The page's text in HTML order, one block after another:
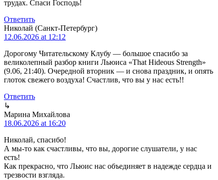
трудах. Спаси Господь!
Ответить
Николай (Санкт-Петербург)
12.06.2026 at 12:12
Дорогому Читательскому Клубу — большое спасибо за
великолепный разбор книги Льюиса «That Hideous Strength»
(9.06, 21:40). Очередной вторник — и снова праздник, и опять
глоток свежего воздуха! Счастлив, что вы у нас есть!!
Ответить
↳
Марина Михайлова
18.06.2026 at 16:20
Николай, спасибо!
А мы-то как счастливы, что вы, дорогие слушатели, у нас
есть!
Как прекрасно, что Льюис нас объединяет в надежде сердца и
трезвости взгляда.